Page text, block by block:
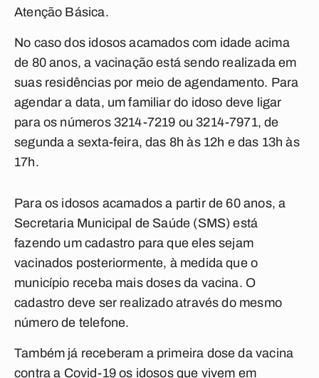
Atenção Básica.
No caso dos idosos acamados com idade acima
de 80 anos, a vacinação está sendo realizada em
suas residências por meio de agendamento. Para
agendar a data, um familiar do idoso deve ligar
para os números 3214-7219 ou 3214-7971, de
segunda a sexta-feira, das 8h às 12h e das 13h às
17h.
Para os idosos acamados a partir de 60 anos, a
Secretaria Municipal de Saúde (SMS) está
fazendo um cadastro para que eles sejam
vacinados posteriormente, à medida que o
município receba mais doses da vacina. O
cadastro deve ser realizado através do mesmo
número de telefone.
Também já receberam a primeira dose da vacina
contra a Covid-19 os idosos que vivem em